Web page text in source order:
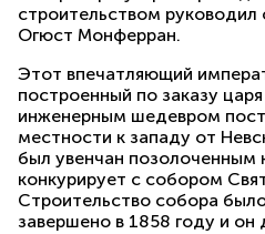
строительством руководил
Огюст Монферран.
Этот впечатляющий
построенный по заказу
инженерным шедевром
местности к западу от
был увенчан позолоченным
конкурирует с собором
Строительство собора
завершено в 1858 году и